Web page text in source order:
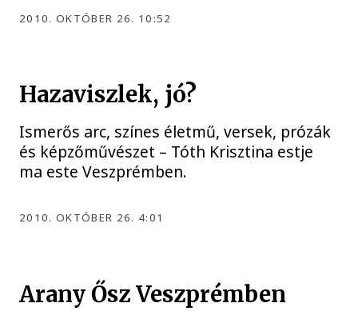
2010. OKTÓBER 26. 10:52
Hazaviszlek, jó?
Ismerős arc, színes életmű, versek, prózák
és képzőművészet – Tóth Krisztina estje
ma este Veszprémben.
2010. OKTÓBER 26. 4:01
Arany Ősz Veszprémben